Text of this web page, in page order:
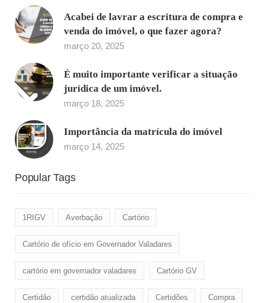
Acabei de lavrar a escritura de compra e
venda do imóvel, o que fazer agora?
março 20, 2025
É muito importante verificar a situação
jurídica de um imóvel.
março 18, 2025
Importância da matrícula do imóvel
março 14, 2025
Popular Tags
1RIGV Averbação Cartório
Cartório de ofício em Governador Valadares
cartório em governador valadares Cartório GV
Certidão certidão atualizada Certidões Compra